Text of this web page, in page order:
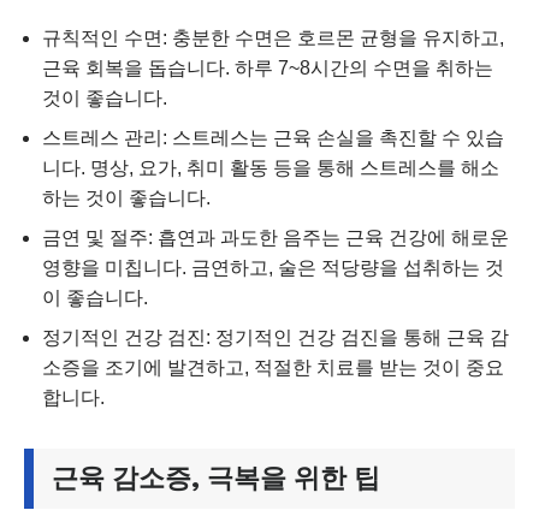
규칙적인 수면: 충분한 수면은 호르몬 균형을 유지하고,
근육 회복을 돕습니다. 하루 7~8시간의 수면을 취하는
것이 좋습니다.
스트레스 관리: 스트레스는 근육 손실을 촉진할 수 있습
니다. 명상, 요가, 취미 활동 등을 통해 스트레스를 해소
하는 것이 좋습니다.
금연 및 절주: 흡연과 과도한 음주는 근육 건강에 해로운
영향을 미칩니다. 금연하고, 술은 적당량을 섭취하는 것
이 좋습니다.
정기적인 건강 검진: 정기적인 건강 검진을 통해 근육 감
소증을 조기에 발견하고, 적절한 치료를 받는 것이 중요
합니다.
근육 감소증, 극복을 위한 팁